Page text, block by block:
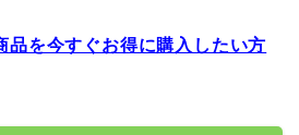
品を今すぐお得に購入したい方